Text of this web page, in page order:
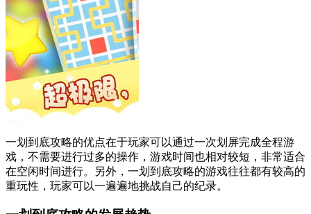
一划到底攻略的优点在于玩家可以通过一次划屏完成全程游
戏，不需要进行过多的操作，游戏时间也相对较短，非常适合
在空闲时间进行。另外，一划到底攻略的游戏往往都有较高的
重玩性，玩家可以一遍遍地挑战自己的纪录。